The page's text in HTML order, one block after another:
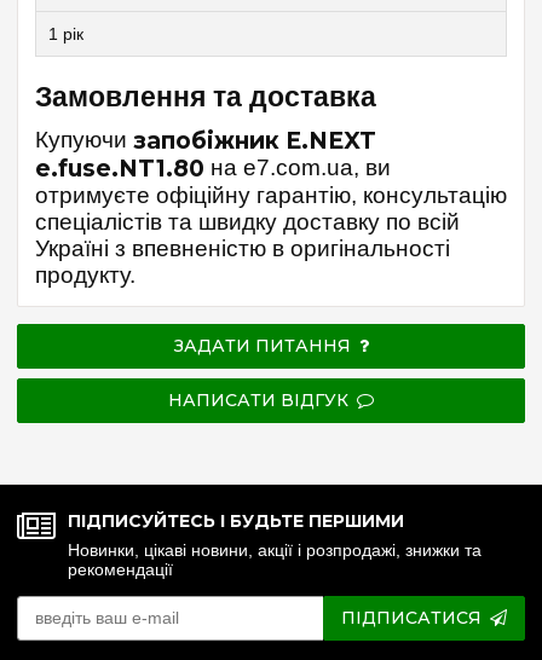
1 рік
Замовлення та доставка
Купуючи запобіжник E.NEXT
e.fuse.NT1.80 на e7.com.ua, ви
отримуєте офіційну гарантію, консультацію
спеціалістів та швидку доставку по всій
Україні з впевненістю в оригінальності
продукту.
ЗАДАТИ ПИТАННЯ
НАПИСАТИ ВІДГУК
ПІДПИСУЙТЕСЬ І БУДЬТЕ ПЕРШИМИ
Новинки, цікаві новини, акції і розпродажі, знижки та
рекомендації
ПІДПИСАТИСЯ